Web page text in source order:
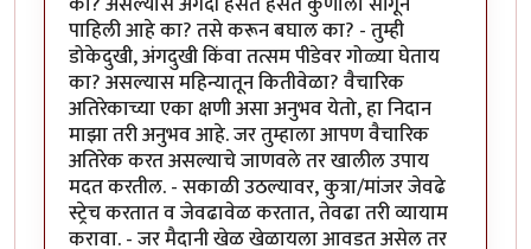
पाहिली आहे का? तसे करून बघाल का? - तुम्ही
डोकेदुखी, अंगदुखी किंवा तत्सम पीडेवर गोळ्या घेताय
का? असल्यास महिन्यातून कितीवेळा? वैचारिक
अतिरेकाच्या एका क्षणी असा अनुभव येतो, हा निदान
माझा तरी अनुभव आहे. जर तुम्हाला आपण वैचारिक
अतिरेक करत असल्याचे जाणवले तर खालील उपाय
मदत करतील. - सकाळी उठल्यावर, कुत्रा/मांजर जेवढे
स्ट्रेच करतात व जेवढावेळ करतात, तेवढा तरी व्यायाम
करावा. - जर मैदानी खेळ खेळायला आवडत असेल तर